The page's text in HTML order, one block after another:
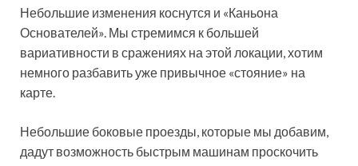
Небольшие изменения коснутся и «Каньона
Основателей». Мы стремимся к большей
вариативности в сражениях на этой локации, хотим
немного разбавить уже привычное «стояние» на
карте.
Небольшие боковые проезды, которые мы добавим,
дадут возможность быстрым машинам проскочить